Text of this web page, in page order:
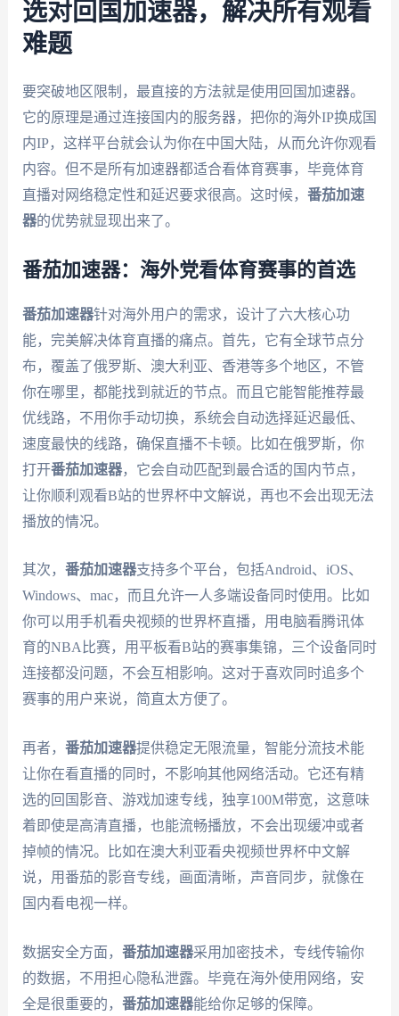
选对回国加速器，解决所有观看
难题
要突破地区限制，最直接的方法就是使用回国加速器。
它的原理是通过连接国内的服务器，把你的海外IP换成国
内IP，这样平台就会认为你在中国大陆，从而允许你观看
内容。但不是所有加速器都适合看体育赛事，毕竟体育
直播对网络稳定性和延迟要求很高。这时候， 番茄加速
器的优势就显现出来了。
番茄加速器：海外党看体育赛事的首选
番茄加速器针对海外用户的需求，设计了六大核心功
能，完美解决体育直播的痛点。首先，它有全球节点分
布，覆盖了俄罗斯、澳大利亚、香港等多个地区，不管
你在哪里，都能找到就近的节点。而且它能智能推荐最
优线路，不用你手动切换，系统会自动选择延迟最低、
速度最快的线路，确保直播不卡顿。比如在俄罗斯，你
打开番茄加速器，它会自动匹配到最合适的国内节点，
让你顺利观看B站的世界杯中文解说，再也不会出现无法
播放的情况。
其次， 番茄加速器支持多个平台，包括Android、iOS、
Windows、mac，而且允许一人多端设备同时使用。比如
你可以用手机看央视频的世界杯直播，用电脑看腾讯体
育的NBA比赛，用平板看B站的赛事集锦，三个设备同时
连接都没问题，不会互相影响。这对于喜欢同时追多个
赛事的用户来说，简直太方便了。
再者， 番茄加速器提供稳定无限流量，智能分流技术能
让你在看直播的同时，不影响其他网络活动。它还有精
选的回国影音、游戏加速专线，独享100M带宽，这意味
着即使是高清直播，也能流畅播放，不会出现缓冲或者
掉帧的情况。比如在澳大利亚看央视频世界杯中文解
说，用番茄的影音专线，画面清晰，声音同步，就像在
国内看电视一样。
数据安全方面， 番茄加速器采用加密技术，专线传输你
的数据，不用担心隐私泄露。毕竟在海外使用网络，安
全是很重要的， 番茄加速器能给你足够的保障。